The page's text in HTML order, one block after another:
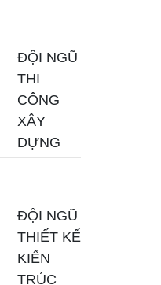
ĐỘI NGŨ
THI
CÔNG
XÂY
DỰNG
ĐỘI NGŨ
THIẾT KẾ
KIẾN
TRÚC